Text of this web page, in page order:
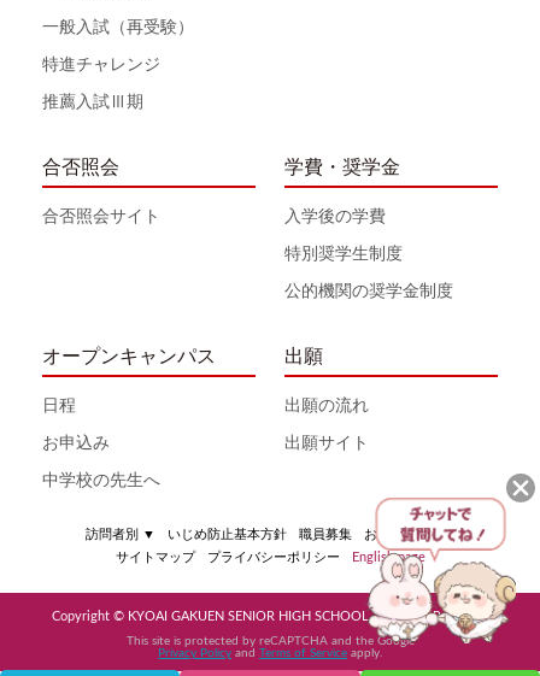
一般入試（再受験）
特進チャレンジ
推薦入試Ⅲ期
合否照会
合否照会サイト
学費・奨学金
入学後の学費
特別奨学生制度
公的機関の奨学金制度
オープンキャンパス
日程
お申込み
中学校の先生へ
出願
出願の流れ
出願サイト
訪問者別 ▼ いじめ防止基本方針 職員募集
お問い合わせ
サイトマップ
プライバシーポリシー English page
Copyright © KYOAI GAKUEN SENIOR HIGH SCHOOL All Rights Reserved
This site is protected by reCAPTCHA and the Google
Privacy Policy and Terms of Service apply.